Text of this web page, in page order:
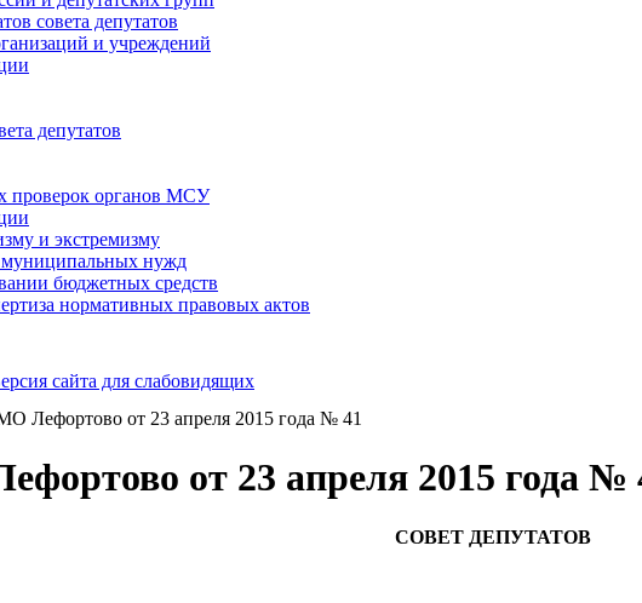
совета депутатов
и учреждений
депутатов
проверок органов МСУ
и экстремизму
муниципальных нужд
бюджетных средств
нормативных правовых актов
сайта для слабовидящих
Лефортово от 23 апреля 2015 года № 41
от 23 апреля 2015 года №
СОВЕТ ДЕПУТАТОВ